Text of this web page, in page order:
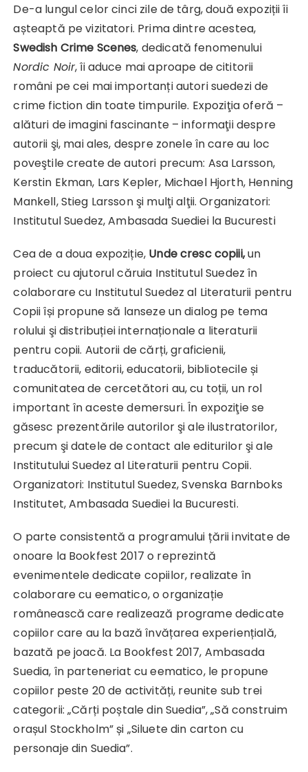
De-a lungul celor cinci zile de târg, două expoziții îi
așteaptă pe vizitatori. Prima dintre acestea,
Swedish Crime Scenes, dedicată fenomenului
Nordic Noir, îi aduce mai aproape de cititorii
români pe cei mai importanți autori suedezi de
crime fiction din toate timpurile. Expoziţia oferă –
alături de imagini fascinante – informaţii despre
autorii şi, mai ales, despre zonele în care au loc
poveştile create de autori precum: Asa Larsson,
Kerstin Ekman, Lars Kepler, Michael Hjorth, Henning
Mankell, Stieg Larsson şi mulţi alţii. Organizatori:
Institutul Suedez, Ambasada Suediei la Bucuresti
Cea de a doua expoziție, Unde cresc copiii,un
proiect cu ajutorul căruia Institutul Suedez în
colaborare cu Institutul Suedez al Literaturii pentru
Copii își propune să lanseze un dialog pe tema
rolului şi distribuției internaționale a literaturii
pentru copii. Autorii de cărți, graficienii,
traducătorii, editorii, educatorii, bibliotecile și
comunitatea de cercetători au, cu toții, un rol
important în aceste demersuri. În expoziţie se
găsesc prezentările autorilor şi ale ilustratorilor,
precum şi datele de contact ale editurilor şi ale
Institutului Suedez al Literaturii pentru Copii.
Organizatori: Institutul Suedez, Svenska Barnboks
Institutet, Ambasada Suediei la Bucuresti.
O parte consistentă a programului țării invitate de
onoare la Bookfest 2017 o reprezintă
evenimentele dedicate copiilor, realizate în
colaborare cu eematico, o organizație
românească care realizează programe dedicate
copiilor care au la bază învățarea experiențială,
bazată pe joacă. La Bookfest 2017, Ambasada
Suedia, în parteneriat cu eematico, le propune
copiilor peste 20 de activități, reunite sub trei
categorii: „Cărți poștale din Suedia”, „Să construim
orașul Stockholm” și „Siluete din carton cu
personaje din Suedia”.